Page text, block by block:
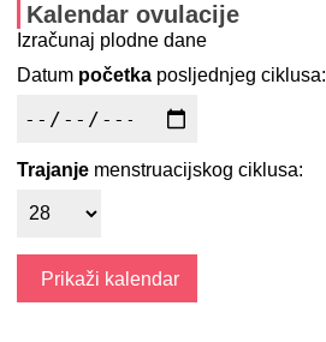
Kalendar ovulacije
Izračunaj plodne dane
Datum početka posljednjeg ciklusa:
Trajanje menstruacijskog ciklusa: